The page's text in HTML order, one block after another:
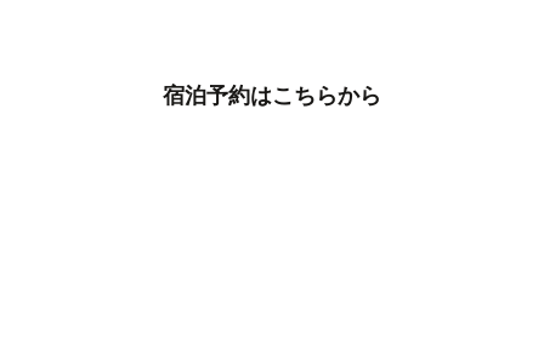
宿泊予約はこちらから